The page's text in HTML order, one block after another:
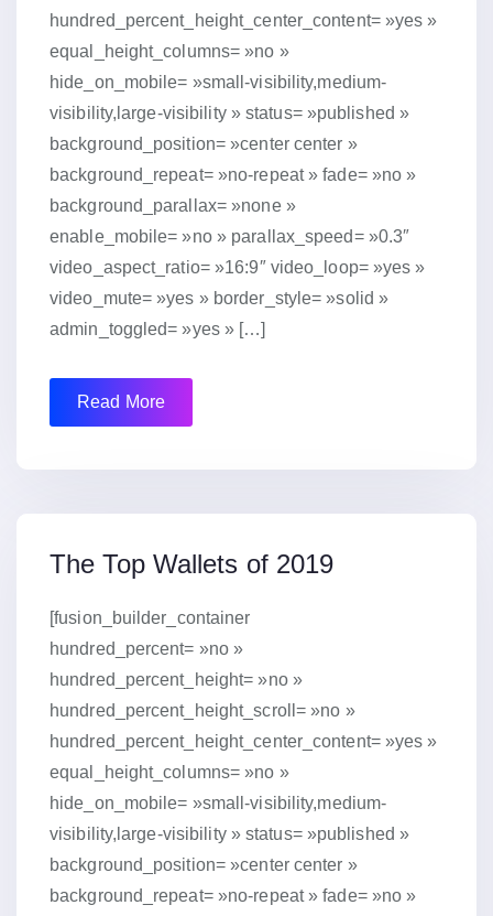
hundred_percent_height_center_content= »yes »
equal_height_columns= »no »
hide_on_mobile= »small-visibility,medium-
visibility,large-visibility » status= »published »
background_position= »center center »
background_repeat= »no-repeat » fade= »no »
background_parallax= »none »
enable_mobile= »no » parallax_speed= »0.3″
video_aspect_ratio= »16:9″ video_loop= »yes »
video_mute= »yes » border_style= »solid »
admin_toggled= »yes » […]
Read More
15 janvier 2019
The Top Wallets of 2019
[fusion_builder_container
hundred_percent= »no »
hundred_percent_height= »no »
hundred_percent_height_scroll= »no »
hundred_percent_height_center_content= »yes »
equal_height_columns= »no »
hide_on_mobile= »small-visibility,medium-
visibility,large-visibility » status= »published »
background_position= »center center »
background_repeat= »no-repeat » fade= »no »